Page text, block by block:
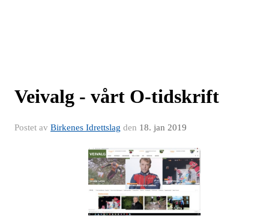
Veivalg - vårt O-tidskrift
Postet av Birkenes Idrettslag den 18. jan 2019